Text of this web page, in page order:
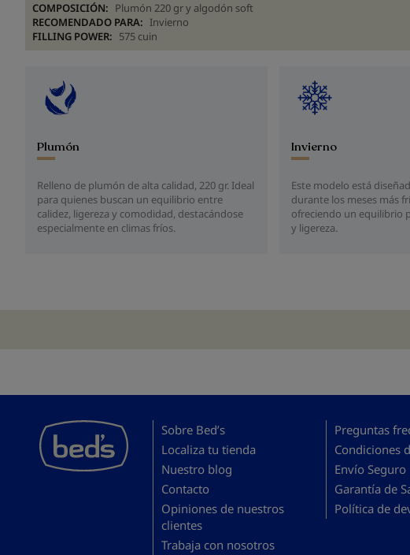
COMPOSICIÓN: Plumón 220 gr y algodón soft
RECOMENDADO PARA: Invierno
FILLING POWER: 575 cuin
Plumón
Relleno de plumón de alta calidad, 220 gr. Ideal
para quienes buscan un equilibrio entre
calidez, ligereza y comodidad, destacándose
especialmente en climas fríos.
Invierno
Este modelo está
durante los meses más
ofreciendo un equilibrio
y ligereza.
Sobre Bed’s
Localiza tu tienda
Nuestro blog
Contacto
Opiniones de nuestros
clientes
Trabaja con nosotros
Preguntas
Condiciones
Envío Seguro
Garantía de
Política de